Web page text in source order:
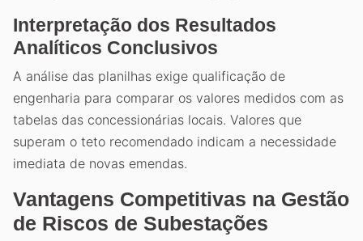
Interpretação dos Resultados
Analíticos Conclusivos
A análise das planilhas exige qualificação de
engenharia para comparar os valores medidos com as
tabelas das concessionárias locais. Valores que
superam o teto recomendado indicam a necessidade
imediata de novas emendas.
Vantagens Competitivas na Gestão
de Riscos de Subestações